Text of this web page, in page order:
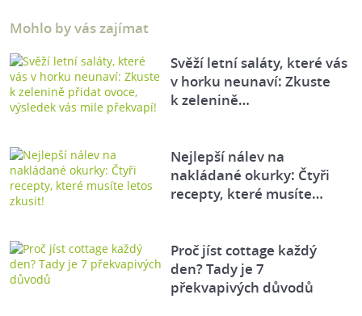
Mohlo by vás zajímat
Svěží letní saláty, které vás
v horku neunaví: Zkuste
k zelenině…
Nejlepší nálev na
nakládané okurky: Čtyři
recepty, které musíte…
Proč jíst cottage každý
den? Tady je 7
překvapivých důvodů